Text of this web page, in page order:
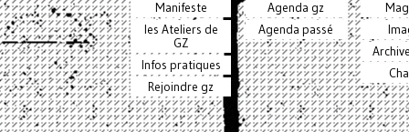
Manifeste
les Ateliers de
GZ
Infos pratiques
Rejoindre gz
Agenda gz
Agenda passé